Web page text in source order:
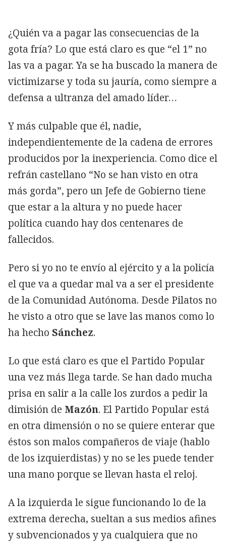
¿Quién va a pagar las consecuencias de la
gota fría? Lo que está claro es que “el 1” no
las va a pagar. Ya se ha buscado la manera de
victimizarse y toda su jauría, como siempre a
defensa a ultranza del amado líder…
Y más culpable que él, nadie,
independientemente de la cadena de errores
producidos por la inexperiencia. Como dice el
refrán castellano “No se han visto en otra
más gorda”, pero un Jefe de Gobierno tiene
que estar a la altura y no puede hacer
política cuando hay dos centenares de
fallecidos.
Pero si yo no te envío al ejército y a la policía
el que va a quedar mal va a ser el presidente
de la Comunidad Autónoma. Desde Pilatos no
he visto a otro que se lave las manos como lo
ha hecho Sánchez.
Lo que está claro es que el Partido Popular
una vez más llega tarde. Se han dado mucha
prisa en salir a la calle los zurdos a pedir la
dimisión de Mazón. El Partido Popular está
en otra dimensión o no se quiere enterar que
éstos son malos compañeros de viaje (hablo
de los izquierdistas) y no se les puede tender
una mano porque se llevan hasta el reloj.
A la izquierda le sigue funcionando lo de la
extrema derecha, sueltan a sus medios afines
y subvencionados y ya cualquiera que no